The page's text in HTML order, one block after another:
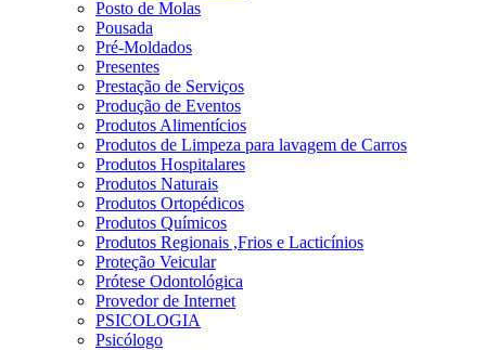
Posto de Molas
Pousada
Pré-Moldados
Presentes
Prestação de Serviços
Produção de Eventos
Produtos Alimentícios
Produtos de Limpeza para lavagem de Carros
Produtos Hospitalares
Produtos Naturais
Produtos Ortopédicos
Produtos Químicos
Produtos Regionais ,Frios e Lacticínios
Proteção Veicular
Prótese Odontológica
Provedor de Internet
PSICOLOGIA
Psicólogo